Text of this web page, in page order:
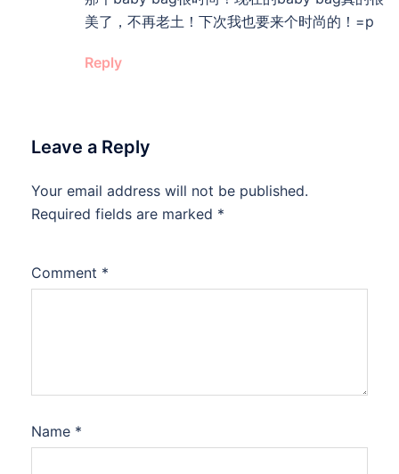
美了，不再老土！下次我也要来个时尚的！=p
Reply
Leave a Reply
Your email address will not be published.
Required fields are marked *
Comment *
Name *